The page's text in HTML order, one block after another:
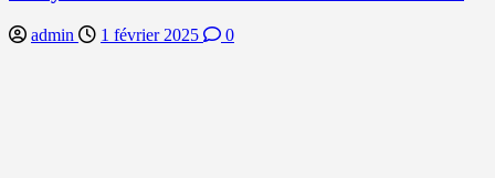
admin 1 février 2025 0